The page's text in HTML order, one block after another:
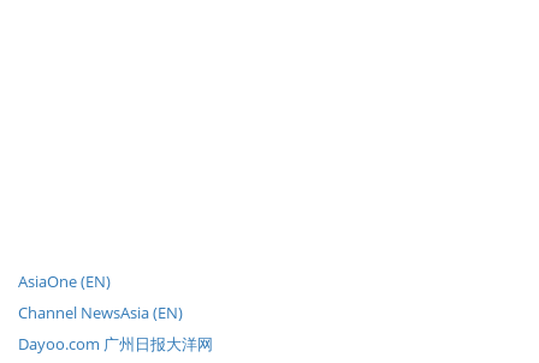
AsiaOne (EN)
Channel NewsAsia (EN)
Dayoo.com 广州日报大洋网